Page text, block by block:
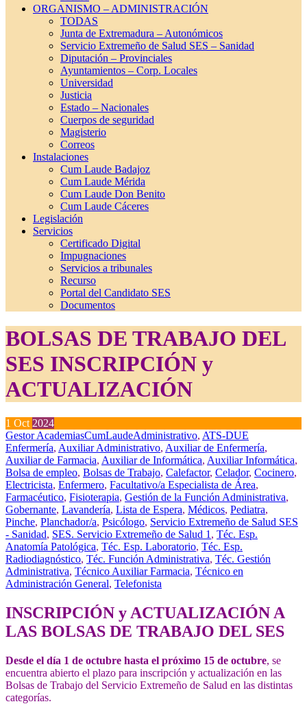
ORGANISMO – ADMINISTRACIÓN
TODAS
Junta de Extremadura – Autonómicos
Servicio Extremeño de Salud SES – Sanidad
Diputación – Provinciales
Ayuntamientos – Corp. Locales
Universidad
Justicia
Estado – Nacionales
Cuerpos de seguridad
Magisterio
Correos
Instalaciones
Cum Laude Badajoz
Cum Laude Mérida
Cum Laude Don Benito
Cum Laude Cáceres
Legislación
Servicios
Certificado Digital
Impugnaciones
Servicios a tribunales
Recurso
Portal del Candidato SES
Documentos
BOLSAS DE TRABAJO DEL
SES INSCRIPCIÓN y
ACTUALIZACIÓN
1 Oct 2024
Gestor AcademiasCumLaudeAdministrativo, ATS-DUE
Enfermería, Auxiliar Administrativo, Auxiliar de Enfermería,
Auxiliar de Farmacia, Auxiliar de Informática, Auxiliar Informática,
Bolsa de empleo, Bolsas de Trabajo, Calefactor, Celador, Cocinero,
Electricista, Enfermero, Facultativo/a Especialista de Área,
Farmacéutico, Fisioterapia, Gestión de la Función Administrativa,
Gobernante, Lavandería, Lista de Espera, Médicos, Pediatra,
Pinche, Planchador/a, Psicólogo, Servicio Extremeño de Salud SES
- Sanidad, SES. Servicio Extremeño de Salud 1 , Téc. Esp.
Anatomía Patológica, Téc. Esp. Laboratorio, Téc. Esp.
Radiodiagnóstico, Téc. Función Administrativa, Téc. Gestión
Administrativa, Técnico Auxiliar Farmacia, Técnico en
Administración General, Telefonista
INSCRIPCIÓN y ACTUALIZACIÓN A
LAS BOLSAS DE TRABAJO DEL SES
Desde el día 1 de octubre hasta el próximo 15 de octubre, se
encuentra abierto el plazo para inscripción y actualización en las
Bolsas de Trabajo del Servicio Extremeño de Salud en las distintas
categorías.